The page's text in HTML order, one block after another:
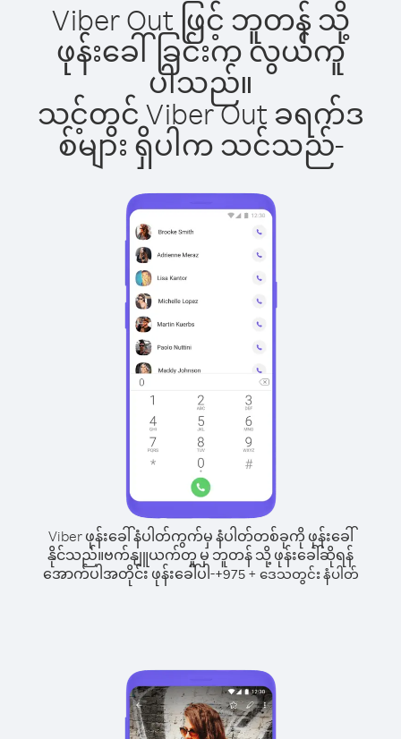
Viber Out ဖြင့် ဘူတန် သို့
ဖုန်းခေါ်ခြင်းက လွယ်ကူ
ပါသည်။
သင့်တွင် Viber Out ခရက်ဒ
စ်များ ရှိပါက သင်သည်-
Viber ဖုန်းခေါ်နံပါတ်ကွက်မှ နံပါတ်တစ်ခုကို ဖုန်းခေါ်
နိုင်သည်။ဗက်နျူယက်တူ မှ ဘူတန် သို့ ဖုန်းခေါ်ဆိုရန်
အောက်ပါအတိုင်း ဖုန်းခေါ်ပါ-+975+ ဒေသတွင်း နံပါတ်